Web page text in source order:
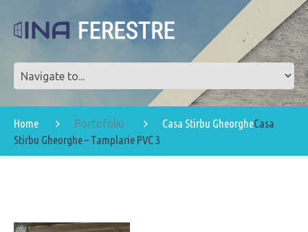
Home Portofoliu Casa Stirbu GheorgheCasa
Stirbu Gheorghe – Tamplarie PVC 3